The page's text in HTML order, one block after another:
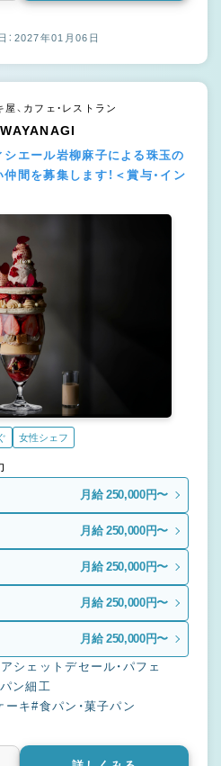
：2027年01月06日
、カフェ・レストラン
シエール岩柳麻子による珠玉の
間を募集します！＜賞与・イン
女性シェフ
月給 250,000円〜
月給 250,000円〜
月給 250,000円〜
月給 250,000円〜
月給 250,000円〜
シェットデセール・パフェ
ン細工
ーキ#食パン・菓子パン